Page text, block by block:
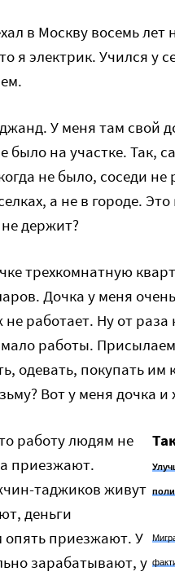
в Москву восемь лет
я электрик. Учился у
У меня там свой
было на участке. Так,
не было, соседи не
а не в городе.
держит?
трехкомнатную
Дочка у меня
работает. Ну от раза
работы.
одевать, покупать
Вот у меня дочка и
работу людям не
приезжают.
таджиков живут
деньги
опять приезжают. У
зарабатывают, у